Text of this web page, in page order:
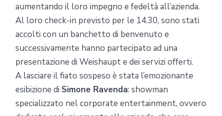
aumentando il loro impegno e fedeltà all’azienda.
Al loro check-in previsto per le 14.30, sono stati
accolti con un banchetto di benvenuto e
successivamente hanno partecipato ad una
presentazione di Weishaupt e dei servizi offerti.
A lasciare il fiato sospeso è stata l’emozionante
esibizione di Simone Ravenda: showman
specializzato nel corporate entertainment, ovvero